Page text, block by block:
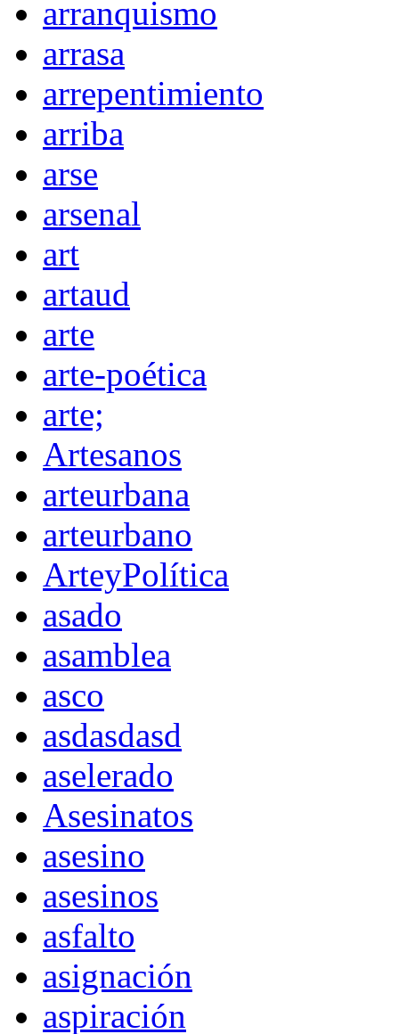
arranquismo
arrasa
arrepentimiento
arriba
arse
arsenal
art
artaud
arte
arte-poética
arte;
Artesanos
arteurbana
arteurbano
ArteyPolítica
asado
asamblea
asco
asdasdasd
aselerado
Asesinatos
asesino
asesinos
asfalto
asignación
aspiración